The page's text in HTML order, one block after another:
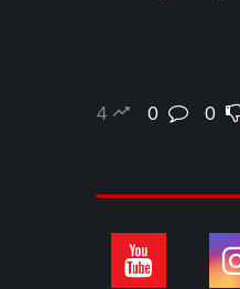
0
0
4